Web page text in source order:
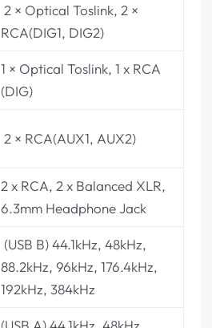
2 × Optical Toslink, 2 ×
RCA(DIG1, DIG2)
1 × Optical Toslink, 1 x RCA
(DIG)
2 × RCA(AUX1, AUX2)
2 x RCA, 2 x Balanced XLR,
6.3mm Headphone Jack
(USB B) 44.1kHz, 48kHz,
88.2kHz, 96kHz, 176.4kHz,
192kHz, 384kHz